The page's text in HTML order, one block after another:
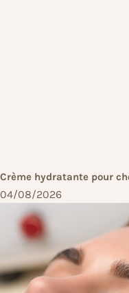
Crème hydratante pour
04/08/2026